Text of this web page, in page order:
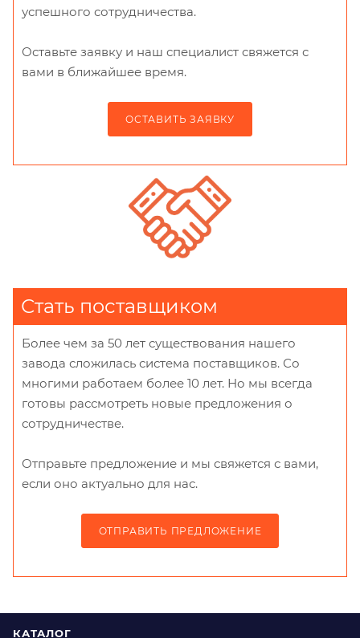
успешного сотрудничества.
Оставьте заявку и наш специалист свяжется с
вами в ближайшее время.
ОСТАВИТЬ ЗАЯВКУ
Стать поставщиком
Более чем за 50 лет существования нашего
завода сложилась система поставщиков. Со
многими работаем более 10 лет. Но мы всегда
готовы рассмотреть новые предложения о
сотрудничестве.
Отправьте предложение и мы свяжется с вами,
если оно актуально для нас.
ОТПРАВИТЬ ПРЕДЛОЖЕНИЕ
КАТАЛОГ